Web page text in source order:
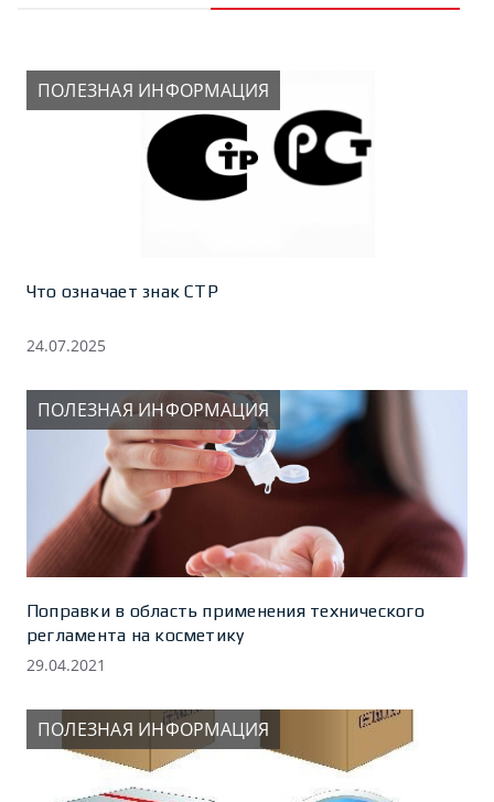
ПОЛЕЗНАЯ ИНФОРМАЦИЯ
Что означает знак СТР
24.07.2025
ПОЛЕЗНАЯ ИНФОРМАЦИЯ
Поправки в область применения технического
регламента на косметику
29.04.2021
ПОЛЕЗНАЯ ИНФОРМАЦИЯ